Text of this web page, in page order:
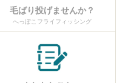
毛ばり投げませんか？
へっぽこフライフィッシング